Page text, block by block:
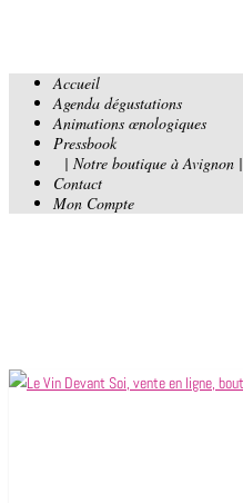
Accueil
Agenda dégustations
Animations œnologiques
Pressbook
| Notre boutique à Avignon |
Contact
Mon Compte